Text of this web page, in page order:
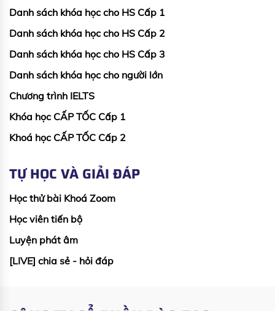
Danh sách khóa học cho HS Cấp 1
Danh sách khóa học cho HS Cấp 2
Danh sách khóa học cho HS Cấp 3
Danh sách khóa học cho người lớn
Chương trình IELTS
Khóa học CẤP TỐC Cấp 1
Khoá học CẤP TỐC Cấp 2
TỰ HỌC VÀ GIẢI ĐÁP
Học thử bài Khoá Zoom
Học viên tiến bộ
Luyện phát âm
[LIVE] chia sẻ - hỏi đáp